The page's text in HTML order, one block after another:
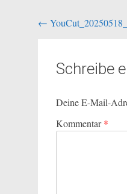
←
Schreibe
Deine E-Mail-
Kommentar*